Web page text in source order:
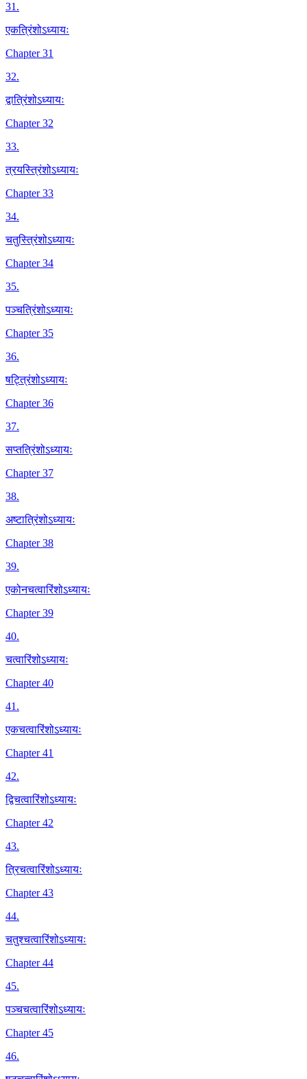
31.
एकत्रिंशोऽध्यायः
Chapter 31
32.
द्वात्रिंशोऽध्यायः
Chapter 32
33.
त्रयस्त्रिंशोऽध्यायः
Chapter 33
34.
चतुस्त्रिंशोऽध्यायः
Chapter 34
35.
पञ्चत्रिंशोऽध्यायः
Chapter 35
36.
षट्त्रिंशोऽध्यायः
Chapter 36
37.
सप्तत्रिंशोऽध्यायः
Chapter 37
38.
अष्टात्रिंशोऽध्यायः
Chapter 38
39.
एकोनचत्वारिंशोऽध्यायः
Chapter 39
40.
चत्वारिंशोऽध्यायः
Chapter 40
41.
एकचत्वारिंशोऽध्यायः
Chapter 41
42.
द्विचत्वारिंशोऽध्यायः
Chapter 42
43.
त्रिचत्वारिंशोऽध्यायः
Chapter 43
44.
चतुश्चत्वारिंशोऽध्यायः
Chapter 44
45.
पञ्चचत्वारिंशोऽध्यायः
Chapter 45
46.